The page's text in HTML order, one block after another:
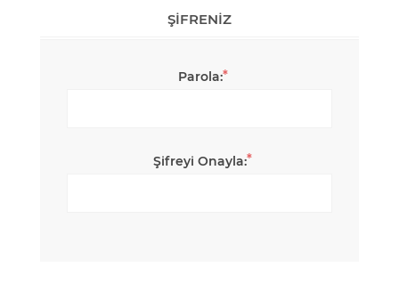
ŞIFRENIZ
Parola:*
Şifreyi Onayla:*